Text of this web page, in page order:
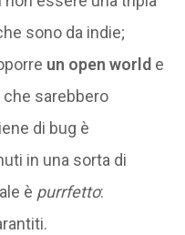
sono da indie;
un open world e
sarebbero
di bug è
in una sorta di
è purrfetto: